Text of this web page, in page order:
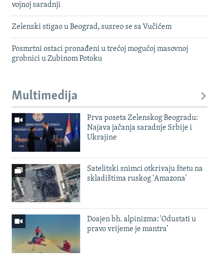
vojnoj saradnji
Zelenski stigao u Beograd, susreo se sa Vučićem
Posmrtni ostaci pronađeni u trećoj mogućoj masovnoj
grobnici u Zubinom Potoku
Multimedija
Prva poseta Zelenskog Beogradu:
Najava jačanja saradnje Srbije i
Ukrajine
Satelitski snimci otkrivaju štetu na
skladištima ruskog 'Amazona'
Doajen bh. alpinizma: 'Odustati u
pravo vrijeme je mantra'